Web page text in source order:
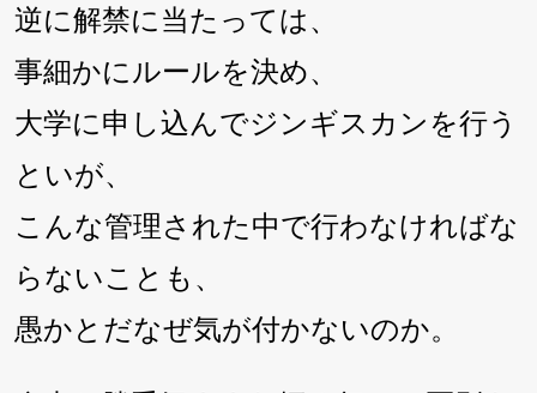
逆に解禁に当たっては、
事細かにルールを決め、
大学に申し込んでジンギスカンを行う
といが、
こんな管理された中で行わなければな
らないことも、
愚かとだなぜ気が付かないのか。